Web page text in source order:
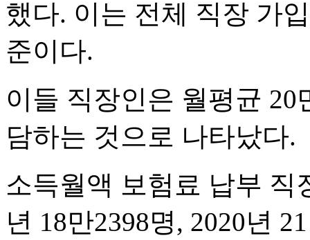
했다. 이는 전체 직장 가
준이다.
이들 직장인은 월평균
담하는 것으로 나타났다.
소득월액 보험료 납부 직
년 18만2398명, 2020년